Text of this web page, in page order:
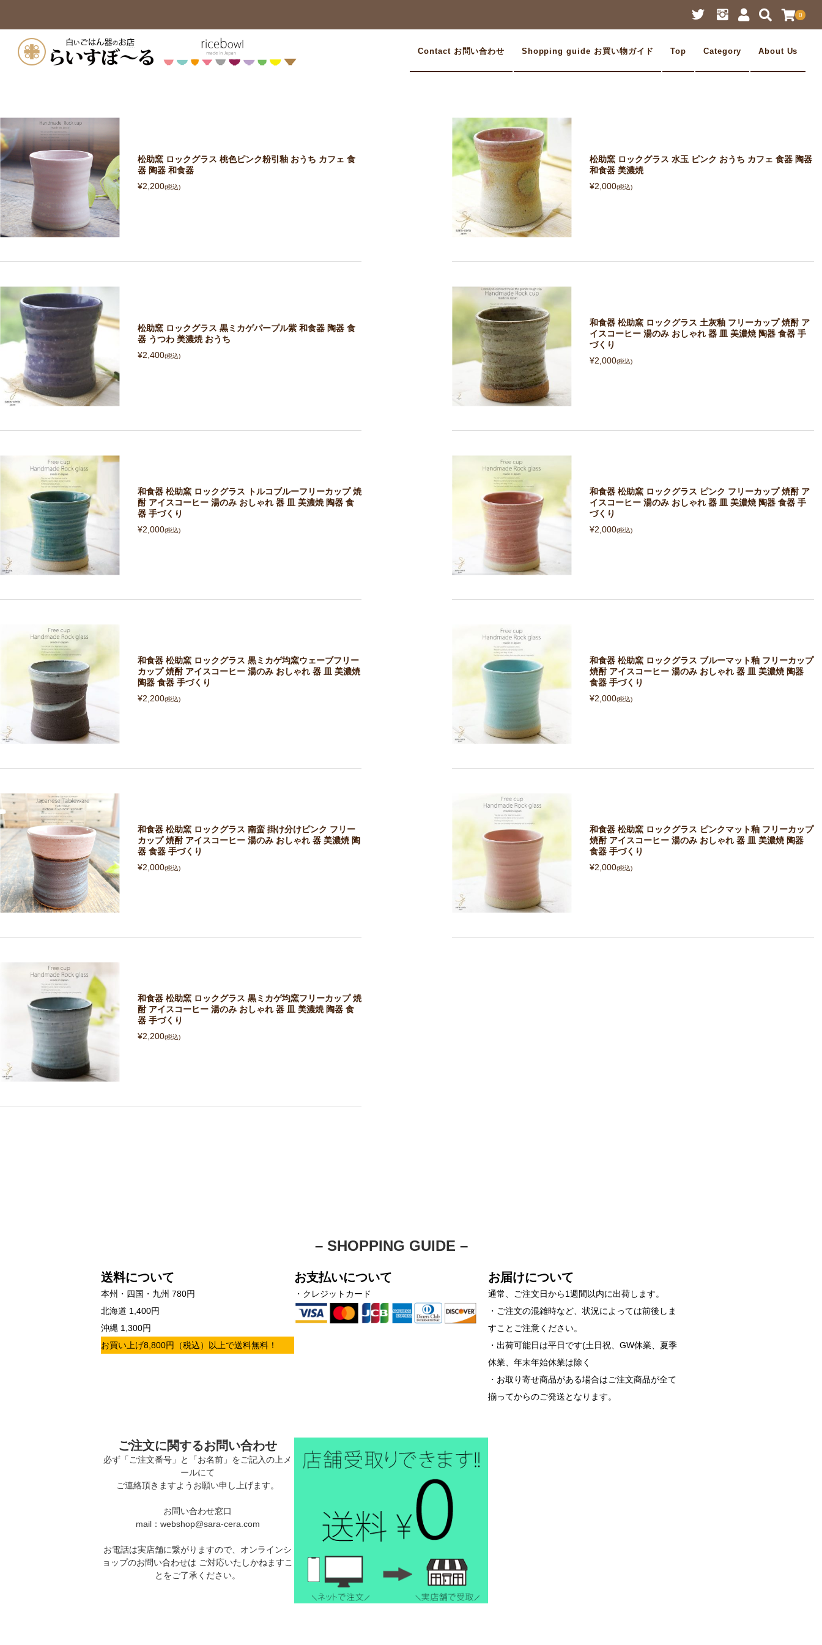
0
Contact お問い合わせ Shopping guide お買い物ガイド Top Category About Us
松助窯 ロックグラス 桃色ピンク粉引釉 おうち カフェ 食
器 陶器 和食器
¥2,200(税込)
松助窯 ロックグラス 水玉 ピンク おうち カフェ 食器 陶器
和食器 美濃焼
¥2,000(税込)
松助窯 ロックグラス 黒ミカゲパープル紫 和食器 陶器 食
器 うつわ 美濃焼 おうち
¥2,400(税込)
和食器 松助窯 ロックグラス 土灰釉 フリーカップ 焼酎 ア
イスコーヒー 湯のみ おしゃれ 器 皿 美濃焼 陶器 食器 手
づくり
¥2,000(税込)
和食器 松助窯 ロックグラス トルコブルーフリーカップ 焼
酎 アイスコーヒー 湯のみ おしゃれ 器 皿 美濃焼 陶器 食
器 手づくり
¥2,000(税込)
和食器 松助窯 ロックグラス ピンク フリーカップ 焼酎 ア
イスコーヒー 湯のみ おしゃれ 器 皿 美濃焼 陶器 食器 手
づくり
¥2,000(税込)
和食器 松助窯 ロックグラス 黒ミカゲ均窯ウェーブフリー
カップ 焼酎 アイスコーヒー 湯のみ おしゃれ 器 皿 美濃焼
陶器 食器 手づくり
¥2,200(税込)
和食器 松助窯 ロックグラス ブルーマット釉 フリーカップ
焼酎 アイスコーヒー 湯のみ おしゃれ 器 皿 美濃焼 陶器
食器 手づくり
¥2,000(税込)
和食器 松助窯 ロックグラス 南蛮 掛け分けピンク フリー
カップ 焼酎 アイスコーヒー 湯のみ おしゃれ 器 美濃焼 陶
器 食器 手づくり
¥2,000(税込)
和食器 松助窯 ロックグラス ピンクマット釉 フリーカップ
焼酎 アイスコーヒー 湯のみ おしゃれ 器 皿 美濃焼 陶器
食器 手づくり
¥2,000(税込)
和食器 松助窯 ロックグラス 黒ミカゲ均窯フリーカップ 焼
酎 アイスコーヒー 湯のみ おしゃれ 器 皿 美濃焼 陶器 食
器 手づくり
¥2,200(税込)
– SHOPPING GUIDE –
送料について
本州・四国・九州 780円
北海道 1,400円
沖縄 1,300円
お買い上げ8,800円（税込）以上で送料無料！
お支払いについて
・クレジットカード
お届けについて
通常、ご注文日から1週間以内に出荷します。
・ご注文の混雑時など、状況によっては前後しま
すことご注意ください。
・出荷可能日は平日です(土日祝、GW休業、夏季
休業、年末年始休業は除く
・お取り寄せ商品がある場合はご注文商品が全て
揃ってからのご発送となります。
ご注文に関するお問い合わせ
必ず「ご注文番号」と「お名前」をご記入の上メ
ールにて
ご連絡頂きますようお願い申し上げます。
お問い合わせ窓口
mail：webshop@sara-cera.com
お電話は実店舗に繋がりますので、オンラインシ
ョップのお問い合わせは ご対応いたしかねますこ
とをご了承ください。